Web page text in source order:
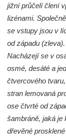
jižní průčelí člení
lizénami.
se vstupy jsou v
od západu
Nacházejí se v
osmé, desáté a
čtvercového
stran lemovaná
ose čtvrté od
šambráně, jaká je
dřevěné